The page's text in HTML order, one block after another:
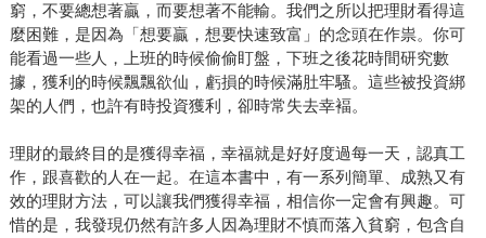
窮，不要總想著贏，而要想著不能輸。我們之所以把理財看得這
麼困難，是因為「想要贏，想要快速致富」的念頭在作祟。你可
能看過一些人，上班的時候偷偷盯盤，下班之後花時間研究數
據，獲利的時候飄飄欲仙，虧損的時候滿肚牢騷。這些被投資綁
架的人們，也許有時投資獲利，卻時常失去幸褔。
理財的最終目的是獲得幸福，幸福就是好好度過每一天，認真工
作，跟喜歡的人在一起。在這本書中，有一系列簡單、成熟又有
效的理財方法，可以讓我們獲得幸福，相信你一定會有興趣。可
惜的是，我發現仍然有許多人因為理財不慎而落入貧窮，包含自